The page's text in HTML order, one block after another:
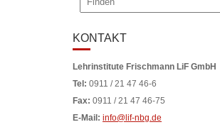
KONTAKT
Lehrinstitute Frischmann LiF GmbH
Tel: 0911 / 21 47 46-6
Fax: 0911 / 21 47 46-75
E-Mail: info@lif-nbg.de